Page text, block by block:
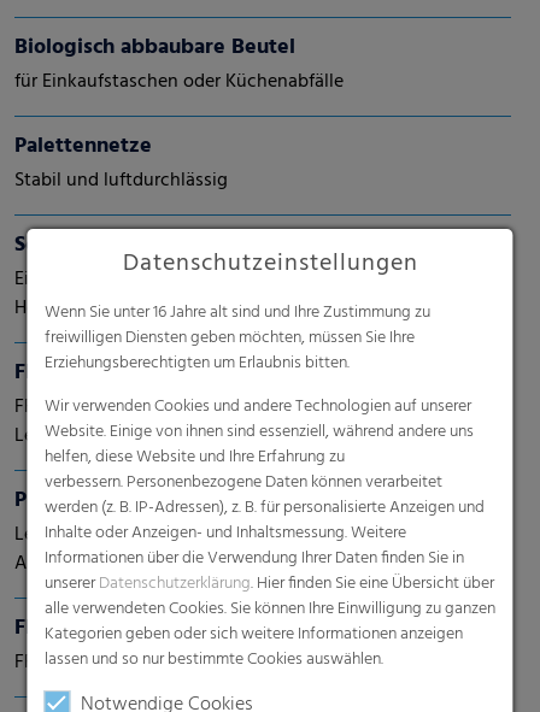
Biologisch abbaubare Beutel
für Einkaufstaschen oder Küchenabfälle
Palettennetze
Stabil und luftdurchlässig
Schrumpffolien
Eine neue Generation von Schrumpffolien mit dem
Höchstmaß an Schutz
FFS-Folien
FFS-Folien & -Schläuche (Formen, Füllen, Siegeln). Hohe
Leistung für automatisierte Prozesse
Prägefolien
Leistungsstarke Lösungen für eine Vielzahl von
Anwendungen
FFS-Erdenfolie
FFS-Erdenfolien
Datenschutzeinstellungen
Wenn Sie unter 16 Jahre alt sind und Ihre Zustimmung zu
freiwilligen Diensten geben möchten, müssen Sie Ihre
Erziehungsberechtigten um Erlaubnis bitten.
Wir verwenden Cookies und andere Technologien auf unserer
Website. Einige von ihnen sind essenziell, während andere uns
helfen, diese Website und Ihre Erfahrung zu
verbessern. Personenbezogene Daten können verarbeitet
werden (z. B. IP-Adressen), z. B. für personalisierte Anzeigen und
Inhalte oder Anzeigen- und Inhaltsmessung. Weitere
Informationen über die Verwendung Ihrer Daten finden Sie in
unsererDatenschutzerklärung. Hier finden Sie eine Übersicht über
alle verwendeten Cookies. Sie können Ihre Einwilligung zu ganzen
Kategorien geben oder sich weitere Informationen anzeigen
lassen und so nur bestimmte Cookies auswählen.
Notwendige Cookies